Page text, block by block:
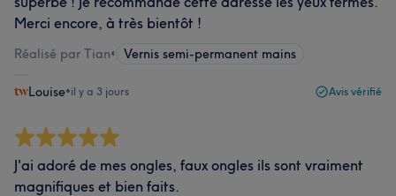
Merci encore, à très bientôt !
Réalisé par Tian• Vernis semi-permanent mains
Louise•il y a 3 jours Avis vérifié
J'ai adoré de mes ongles, faux ongles ils sont vraiment
magnifiques et bien faits.